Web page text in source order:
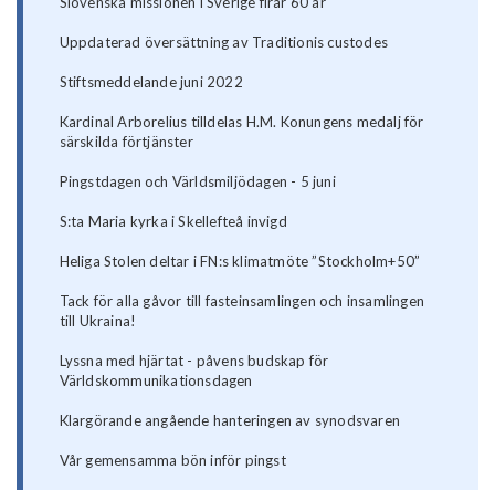
Uppdaterad översättning av Traditionis custodes
Stiftsmeddelande juni 2022
Kardinal Arborelius tilldelas H.M. Konungens medalj för
särskilda förtjänster
Pingstdagen och Världsmiljödagen - 5 juni
S:ta Maria kyrka i Skellefteå invigd
Heliga Stolen deltar i FN:s klimatmöte ”Stockholm+50”
Tack för alla gåvor till fasteinsamlingen och insamlingen
till Ukraina!
Lyssna med hjärtat - påvens budskap för
Världskommunikationsdagen
Klargörande angående hanteringen av synodsvaren
Vår gemensamma bön inför pingst